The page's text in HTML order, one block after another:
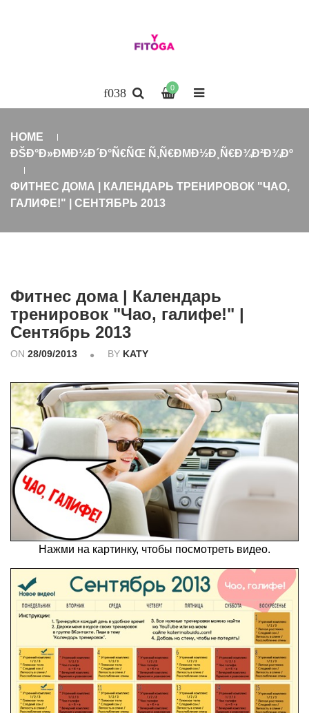
0
HOME
ÐŠÐ°Ð»ÐΜÐ½Ð´Ð°Ñ€ÑŒ Ñ‚Ñ€ÐΜÐ½Ð¸Ñ€Ð¾Ð²Ð¾Ðº
ФИТНЕС ДОМА | КАЛЕНДАРЬ ТРЕНИРОВОК "ЧАО,
ГАЛИФЕ!" | СЕНТЯБРЬ 2013
Фитнес дома | Календарь
тренировок "Чао, галифе!" |
Сентябрь 2013
ON 28/09/2013 BY KATY
Нажми на картинку, чтобы посмотреть видео.